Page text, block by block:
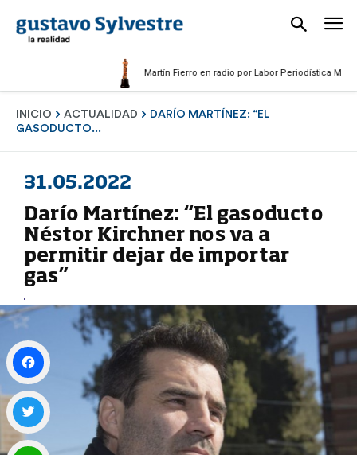
Martín Fierro en radio por Labor Periodística Masculina
INICIO ACTUALIDAD
DARÍO MARTÍNEZ: “EL
GASODUCTO...
31.05.2022
Darío Martínez: “El gasoducto
Néstor Kirchner nos va a
permitir dejar de importar
gas”
Facebook
Twitter